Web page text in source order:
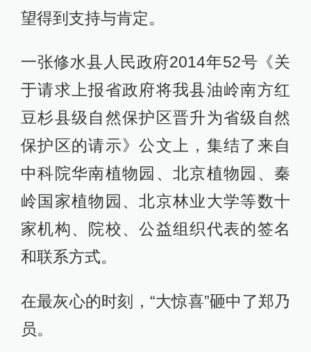
望得到支持与肯定。
一张修水县人民政府2014年52号《关
于请求上报省政府将我县油岭南方红
豆杉县级自然保护区晋升为省级自然
保护区的请示》公文上，集结了来自
中科院华南植物园、北京植物园、秦
岭国家植物园、北京林业大学等数十
家机构、院校、公益组织代表的签名
和联系方式。
在最灰心的时刻，“大惊喜”砸中了郑乃
员。